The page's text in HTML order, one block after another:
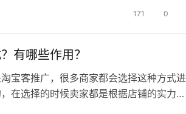
宝特价版平台的正常秩序，根据国家法律
(下称“平台协议”)、各项平台规则之规定，
171 0
有哪些作用？
客推广，很多商家都会选择这种方式进
在选择的时候卖家都是根据店铺的实力和